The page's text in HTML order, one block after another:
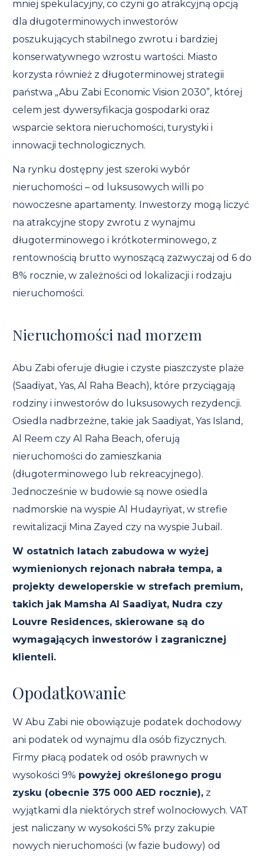
mniej spekulacyjny, co czyni go atrakcyjną opcją
dla długoterminowych inwestorów
poszukujących stabilnego zwrotu i bardziej
konserwatywnego wzrostu wartości. Miasto
korzysta również z długoterminowej strategii
państwa „Abu Zabi Economic Vision 2030”, której
celem jest dywersyfikacja gospodarki oraz
wsparcie sektora nieruchomości, turystyki i
innowacji technologicznych.
Na rynku dostępny jest szeroki wybór
nieruchomości – od luksusowych willi po
nowoczesne apartamenty. Inwestorzy mogą liczyć
na atrakcyjne stopy zwrotu z wynajmu
długoterminowego i krótkoterminowego, z
rentownością brutto wynoszącą zazwyczaj od 6 do
8% rocznie, w zależności od lokalizacji i rodzaju
nieruchomości.
Nieruchomości nad morzem
Abu Zabi oferuje długie i czyste piaszczyste plaże
(Saadiyat, Yas, Al Raha Beach), które przyciągają
rodziny i inwestorów do luksusowych rezydencji.
Osiedla nadbrzeżne, takie jak Saadiyat, Yas Island,
Al Reem czy Al Raha Beach, oferują
nieruchomości do zamieszkania
(długoterminowego lub rekreacyjnego).
Jednocześnie w budowie są nowe osiedla
nadmorskie na wyspie Al Hudayriyat, w strefie
rewitalizacji Mina Zayed czy na wyspie Jubail.
W ostatnich latach zabudowa w wyżej
wymienionych rejonach nabrała tempa, a
projekty deweloperskie w strefach premium,
takich jak Mamsha Al Saadiyat, Nudra czy
Louvre Residences, skierowane są do
wymagających inwestorów i zagranicznej
klienteli.
Opodatkowanie
W Abu Zabi nie obowiązuje podatek dochodowy
ani podatek od wynajmu dla osób fizycznych.
Firmy płacą podatek od osób prawnych w
wysokości 9% powyżej określonego progu
zysku (obecnie 375 000 AED rocznie), z
wyjątkami dla niektórych stref wolnocłowych. VAT
jest naliczany w wysokości 5% przy zakupie
nowych nieruchomości (w fazie budowy) od